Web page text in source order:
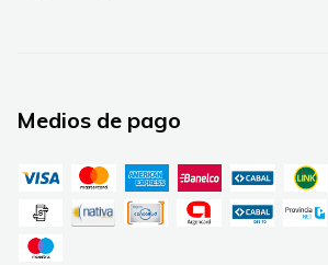
Medios de pago